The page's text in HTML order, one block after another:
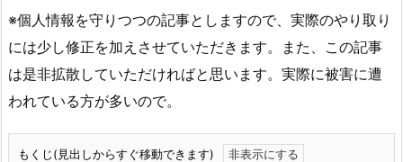
※個人情報を守りつつの記事としますので、実際のやり取り
には少し修正を加えさせていただきます。また、この記事
は是非拡散していただければと思います。実際に被害に遭
われている方が多いので。
もくじ(見出しからすぐ移動できます)